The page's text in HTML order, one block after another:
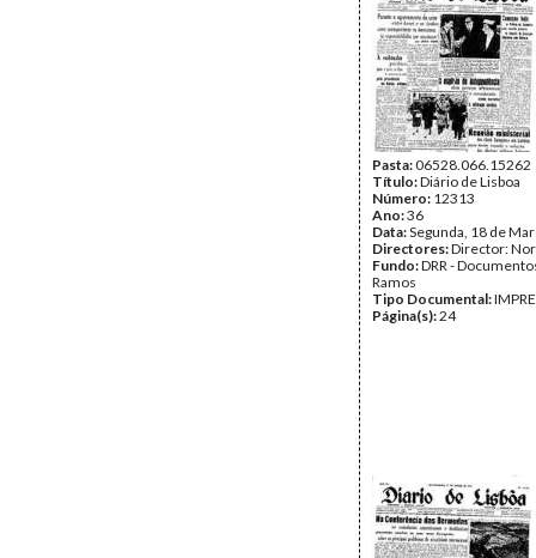
Pasta:06528.066.15262
Título:Diário de Lisboa
Número: 12313
Ano:36
Data:Segunda, 18 de
Directores:Director:
Fundo:DRR -
Ramos
Tipo Documental:
Página(s):24